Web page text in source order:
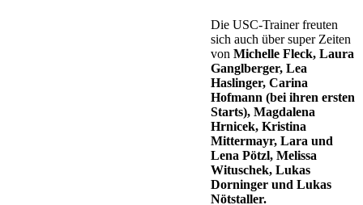
Die USC-Trainer freuten
sich auch über super Zeiten
von Michelle Fleck, Laura
Ganglberger, Lea
Haslinger, Carina
Hofmann (bei ihren ersten
Starts), Magdalena
Hrnicek, Kristina
Mittermayr, Lara und
Lena Pötzl, Melissa
Wituschek, Lukas
Dorninger und Lukas
Nötstaller.